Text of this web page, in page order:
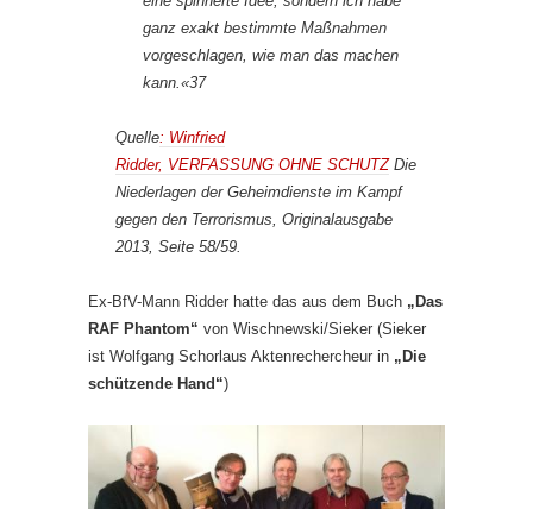
ganz exakt bestimmte Maßnahmen
vorgeschlagen, wie man das machen
kann.«37
Quelle: Winfried
Ridder, VERFASSUNG OHNE SCHUTZDie
Niederlagen der Geheimdienste im Kampf
gegen den Terrorismus, Originalausgabe
2013, Seite 58/59.
Ex-BfV-Mann Ridder hatte das aus dem Buch „Das
RAF Phantom“ von Wischnewski/Sieker (Sieker
ist Wolfgang Schorlaus Aktenrechercheur in „Die
schützende Hand“)